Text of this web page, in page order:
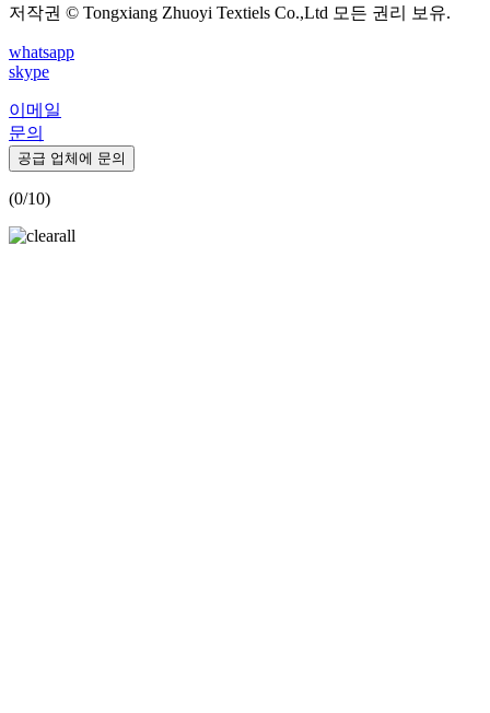
저작권 © Tongxiang Zhuoyi Textiels Co.,Ltd 모든 권리 보유.
whatsapp
skype
이메일
문의
공급 업체에 문의
(0/10)